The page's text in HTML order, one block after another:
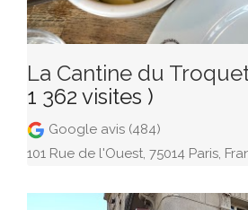
La Cantine du
1 362 visites )
Google avis (484)
101 Rue de l'Ouest, 75014 Paris,